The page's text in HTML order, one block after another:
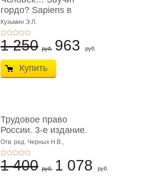
гордо? Sapiens в
тенётах социума � ...
Кузьмин Э.Л.
1 250 руб. 963 руб.
Купить
Трудовое право
России. 3-е издание.
Учебник для ...
Отв. ред. Черных Н.В.,
Шестерякова И.В.
1 400 руб. 1 078 руб.